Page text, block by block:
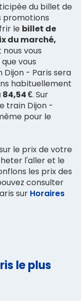
du billet de
promotions
le billet de
du marché,
nous vous
vous
- Paris sera
habituellement
€. Sur
train Dijon -
pour le
le prix de votre
l'aller et le
les prix des
consulter
sur Horaires
le plus